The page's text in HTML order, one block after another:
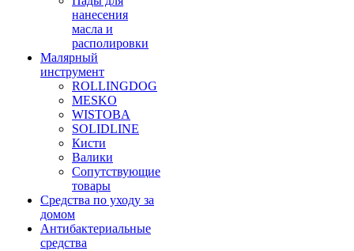
нанесения
масла и
располировки
Малярный
инструмент
ROLLINGDOG
MESKO
WISTOBA
SOLIDLINE
Кисти
Валики
Сопутствующие
товары
Средства по уходу за
домом
Антибактериальные
средства